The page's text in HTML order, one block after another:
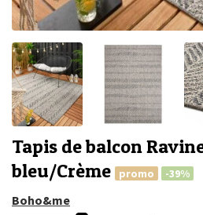
Tapis de balcon
bleu/Crème
promo -39%
Boho&me